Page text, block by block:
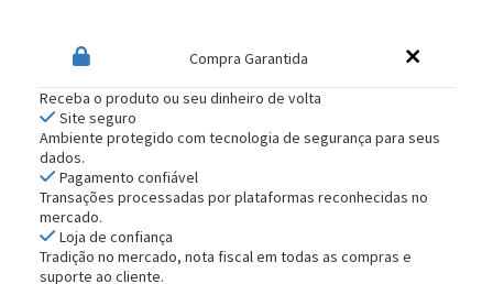
Compra Garantida
Receba o produto ou seu dinheiro de volta
Site seguro
Ambiente protegido com tecnologia de segurança para seus
dados.
Pagamento confiável
Transações processadas por plataformas reconhecidas no
mercado.
Loja de confiança
Tradição no mercado, nota fiscal em todas as compras e
suporte ao cliente.